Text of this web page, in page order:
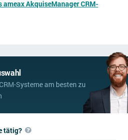
AkquiseManager CRM-
Systeme am besten zu
tätig?